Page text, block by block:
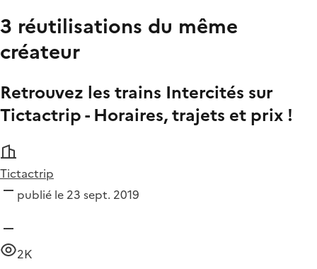
3 réutilisations du même
créateur
Retrouvez les trains Intercités sur
Tictactrip - Horaires, trajets et prix !
Tictactrip
publié le 23 sept. 2019
2K